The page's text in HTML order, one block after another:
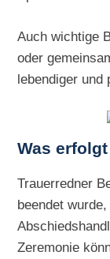
Auch wichtige
oder
lebendiger und
Was
Trauerredner
beendet
Zeremonie